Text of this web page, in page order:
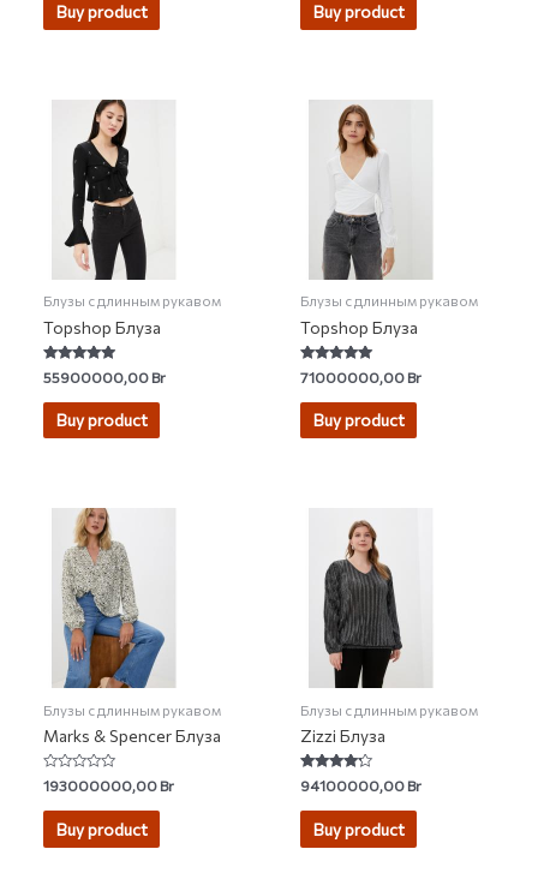
Buy product Buy product
Блузы с длинным рукавом
Topshop Блуза
Rated
4.69
out of 5
55900000,00Br
Buy product
Блузы с длинным рукавом
Topshop Блуза
Rated
4.75
out of 5
71000000,00Br
Buy product
Блузы с длинным рукавом
Marks & Spencer Блуза
Rated
0
out
193000000,00Br
Buy product
Блузы с длинным рукавом
Zizzi Блуза
Rated
4.00
out of 5
94100000,00Br
Buy product